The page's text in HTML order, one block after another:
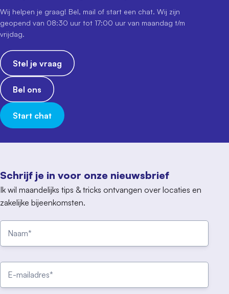
Schrijf je in voor onze nieuwsbrief
Ik wil maandelijks tips & tricks ontvangen over locaties en
zakelijke bijeenkomsten.
Wij helpen je graag! Bel, mail of start een chat. Wij zijn
geopend van 08:30 uur tot 17:00 uur van maandag t/m
vrijdag.
Stel je vraag
Bel ons
Start chat